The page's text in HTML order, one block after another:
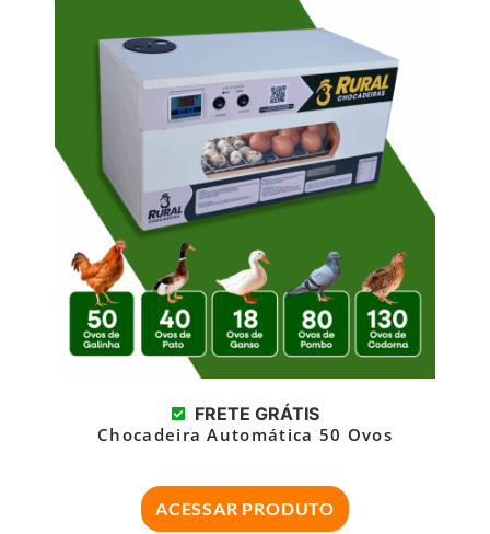
FRETE GRÁTIS
Chocadeira Automática 50 Ovos
ACESSAR PRODUTO